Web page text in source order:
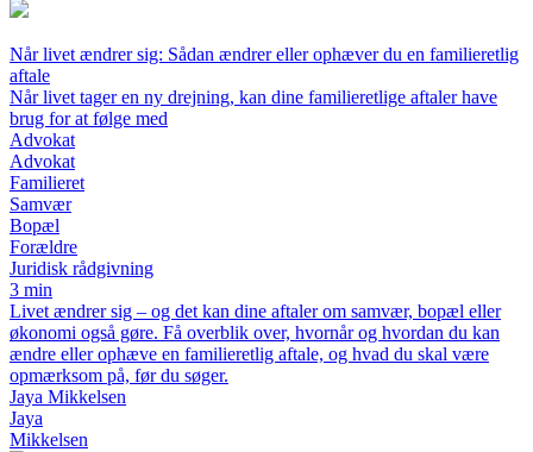
Når livet ændrer sig: Sådan ændrer eller ophæver du en familieretlig
aftale
Når livet tager en ny drejning, kan dine familieretlige aftaler have
brug for at følge med
Advokat
Advokat
Familieret
Samvær
Bopæl
Forældre
Juridisk rådgivning
3 min
Livet ændrer sig – og det kan dine aftaler om samvær, bopæl eller
økonomi også gøre. Få overblik over, hvornår og hvordan du kan
ændre eller ophæve en familieretlig aftale, og hvad du skal være
opmærksom på, før du søger.
Jaya Mikkelsen
Jaya
Mikkelsen